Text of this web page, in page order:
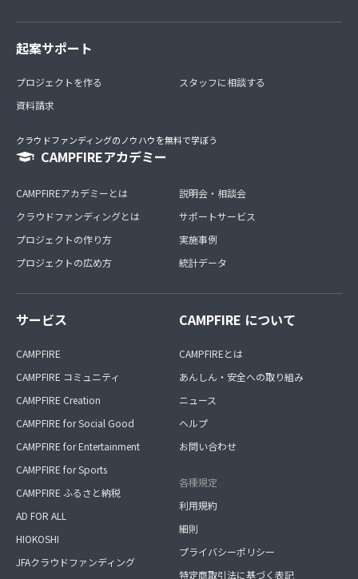
起案サポート
プロジェクトを作る
資料請求
スタッフに相談する
クラウドファンディングのノウハウを無料で学ぼう
CAMPFIREアカデミー
CAMPFIREアカデミーとは
クラウドファンディングとは
プロジェクトの作り方
プロジェクトの広め方
説明会・相談会
サポートサービス
実施事例
統計データ
サービス
CAMPFIRE
CAMPFIRE コミュニティ
CAMPFIRE Creation
CAMPFIRE for Social Good
CAMPFIRE for Entertainment
CAMPFIRE for Sports
CAMPFIRE ふるさと納税
AD FOR ALL
HIOKOSHI
JFAクラウドファンディング
CAMPFIRE について
CAMPFIREとは
あんしん・安全への取り組み
ニュース
ヘルプ
お問い合わせ
各種規定
利用規約
細則
プライバシーポリシー
特定商取引法に基づく表記